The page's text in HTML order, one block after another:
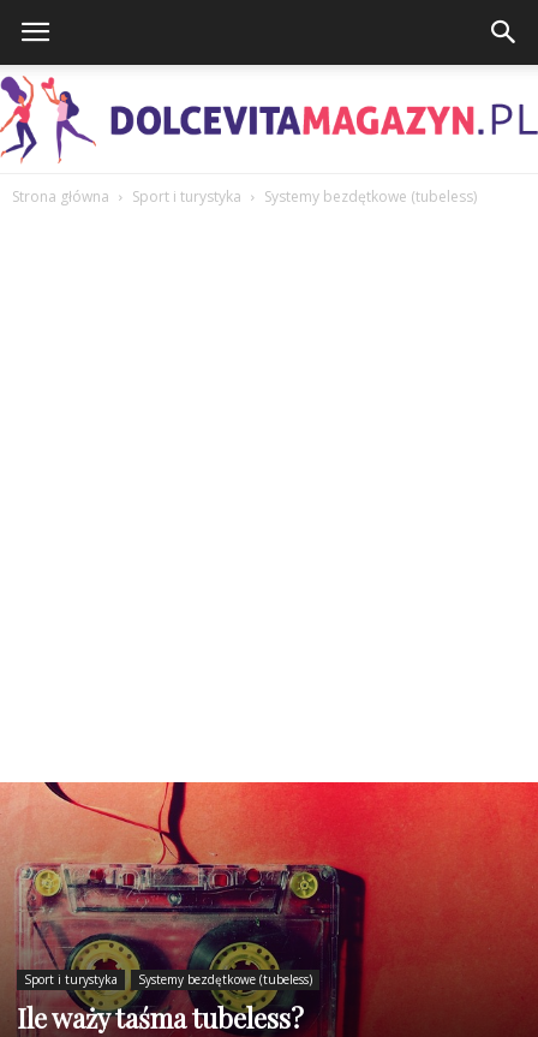
Strona główna Sport i turystyka Systemy bezdętkowe (tubeless)
Sport i turystyka Systemy bezdętkowe (tubeless)
Ile waży taśma tubeless?